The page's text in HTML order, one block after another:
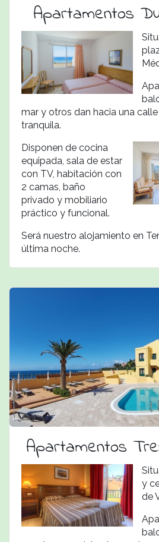
Apartamentos
mar y otros dan hacia una
tranquila.
Disponen de cocina
equipada, sala de estar
con TV, habitación con
2 camas, baño
privado y mobiliario
práctico y funcional.
Será nuestro alojamiento en
última noche.
Apartamentos
y
de